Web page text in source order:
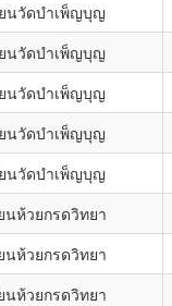
นวัดบำเพ็ญบุญ
นวัดบำเพ็ญบุญ
นวัดบำเพ็ญบุญ
นวัดบำเพ็ญบุญ
นวัดบำเพ็ญบุญ
นห้วยกรดวิทยา
นห้วยกรดวิทยา
นห้วยกรดวิทยา